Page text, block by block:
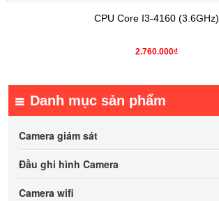
CPU Core I3-4160 (3.6GHz)
2.760.000₫
Danh mục sản phẩm
Camera giám sát
Đầu ghi hình Camera
Camera wifi